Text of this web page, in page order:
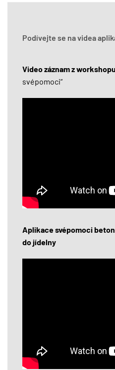
Podívejte se na videa
Video záznam z workshopu
svépomoci“
Aplikace svépomoci
do jídelny